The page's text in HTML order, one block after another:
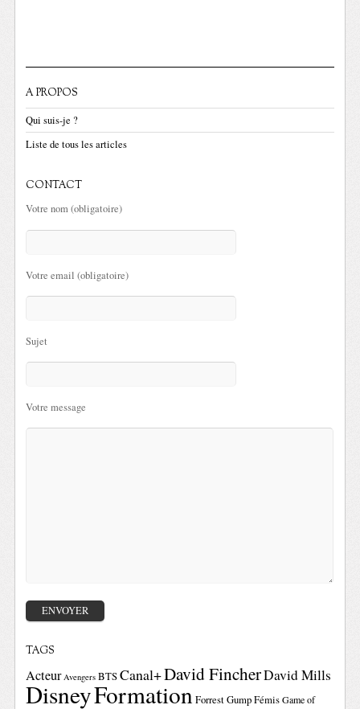
A PROPOS
Qui suis-je ?
Liste de tous les articles
CONTACT
Votre nom (obligatoire)
Votre email (obligatoire)
Sujet
Votre message
TAGS
Acteur Avengers BTSCanal+David FincherDavid Mills
DisneyFormationForrest GumpFémis Game of